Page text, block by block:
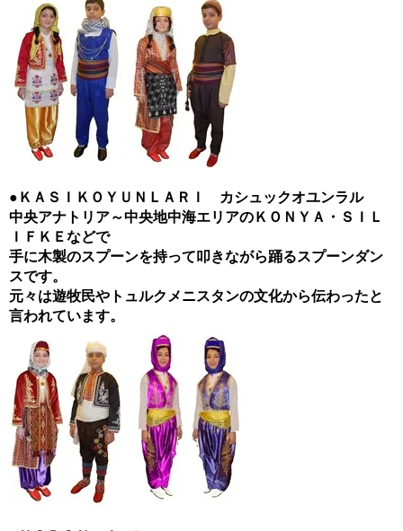
●ＫＡＳＩＫＯＹＵＮＬＡＲＩ カシュックオユンラル
中央アナトリア～中央地中海エリアのＫＯＮＹＡ・ＳＩＬ
ＩＦＫＥなどで
手に木製のスプーンを持って叩きながら踊るスプーンダン
スです。
元々は遊牧民やトュルクメニスタンの文化から伝わったと
言われています。